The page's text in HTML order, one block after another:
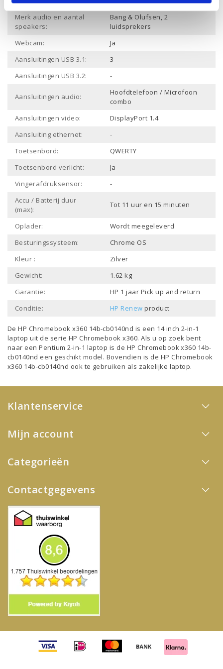
Merk audio en aantal
speakers:
Bang & Olufsen, 2
luidsprekers
Webcam:
Ja
Aansluitingen USB 3.1:
3
Aansluitingen USB 3.2:
-
Aansluitingen audio:
Hoofdtelefoon / Microfoon
combo
Aansluitingen video:
DisplayPort 1.4
Aansluiting ethernet:
-
Toetsenbord:
QWERTY
Toetsenbord verlicht:
Ja
Vingerafdruksensor:
-
Accu / Batterij duur
(max):
Tot 11 uur en 15 minuten
Oplader:
Wordt meegeleverd
Besturingssysteem:
Chrome OS
Kleur :
Zilver
Gewicht:
1.62 kg
Garantie:
HP 1 jaar Pick up and return
Conditie:
HP Renew product
De HP Chromebook x360 14b-cb0140nd is een 14 inch 2-in-1
laptop uit de serie HP Chromebook x360. Als u op zoek bent
naar eenPentium 2-in-1 laptop is de HP Chromebook x360 14b-
cb0140nd een geschikt model. Bovendien is de HP Chromebook
x360 14b-cb0140nd ook te gebruiken als zakelijke laptop.
Klantenservice
Mijn account
Categorieën
Contactgegevens